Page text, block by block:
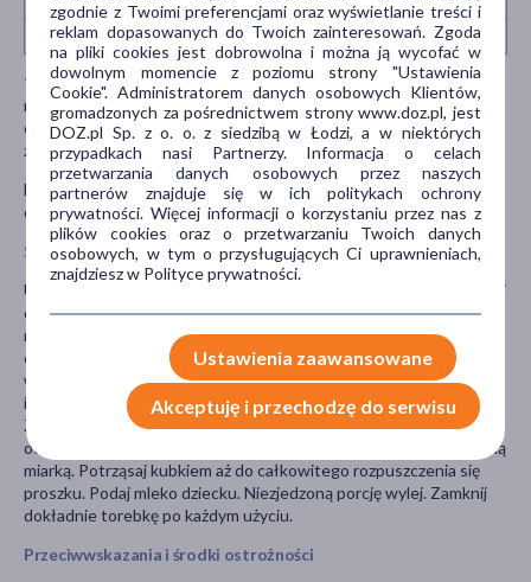
przeciętna liczba karmień dziennie
2
*Pamiętaj: używaj tylko załączonej miarki. Użycie większej lub
mniejszej ilości proszku niż wskazana może prowadzić do
odwodnienia organizmu lub niedożywienia niemowlęcia. Nie
zmieniaj proporcji wody i proszku bez porozumienia z lekarzem.
Nan Optipro 4 to tylko jeden z elementów w zdrowej diecie
dziecka po. 2 roku życia.
Sposób użycia
Umyj dokładnie ręce, zanim zaczniesz przygotowywać mleko. Umyj
dokładnie kubek tak, aby zostały usunięte wszelkie pozostałości
mleka. Wygotuj przez 5 minut. Pozostaw pod przykryciem do
chwili użycia. Doprowadź wodę pitną do wrzenia, pozostaw do
wystygnięcia. Odmierz zgodnie z tabelą karmienia odpowiednią
ilość letniej wody, o temp. 37°C i wlej do wygotowanego kubka.
Zgodnie z tabelą karmienia odmierz dokładnie i wsyp do kubka
odpowiednią ilość płaskich miarek proszku. Posługuj się załączoną
miarką. Potrząsaj kubkiem aż do całkowitego rozpuszczenia się
proszku. Podaj mleko dziecku. Niezjedzoną porcję wylej. Zamknij
dokładnie torebkę po każdym użyciu.
Przeciwwskazania i środki ostrożności
zgodnie z Twoimi preferencjami oraz wyświetlanie treści i
reklam dopasowanych do Twoich zainteresowań. Zgoda
na pliki cookies jest dobrowolna i można ją wycofać w
dowolnym momencie z poziomu strony "Ustawienia
Cookie". Administratorem danych osobowych Klientów,
gromadzonych za pośrednictwem strony www.doz.pl, jest
DOZ.pl Sp. z o. o. z siedzibą w Łodzi, a w niektórych
przypadkach nasi Partnerzy. Informacja o celach
przetwarzania danych osobowych przez naszych
partnerów znajduje się w ich politykach ochrony
prywatności. Więcej informacji o korzystaniu przez nas z
plików cookies oraz o przetwarzaniu Twoich danych
osobowych, w tym o przysługujących Ci uprawnieniach,
znajdziesz w Polityce prywatności.
Ustawienia zaawansowane
Akceptuję i przechodzę do serwisu